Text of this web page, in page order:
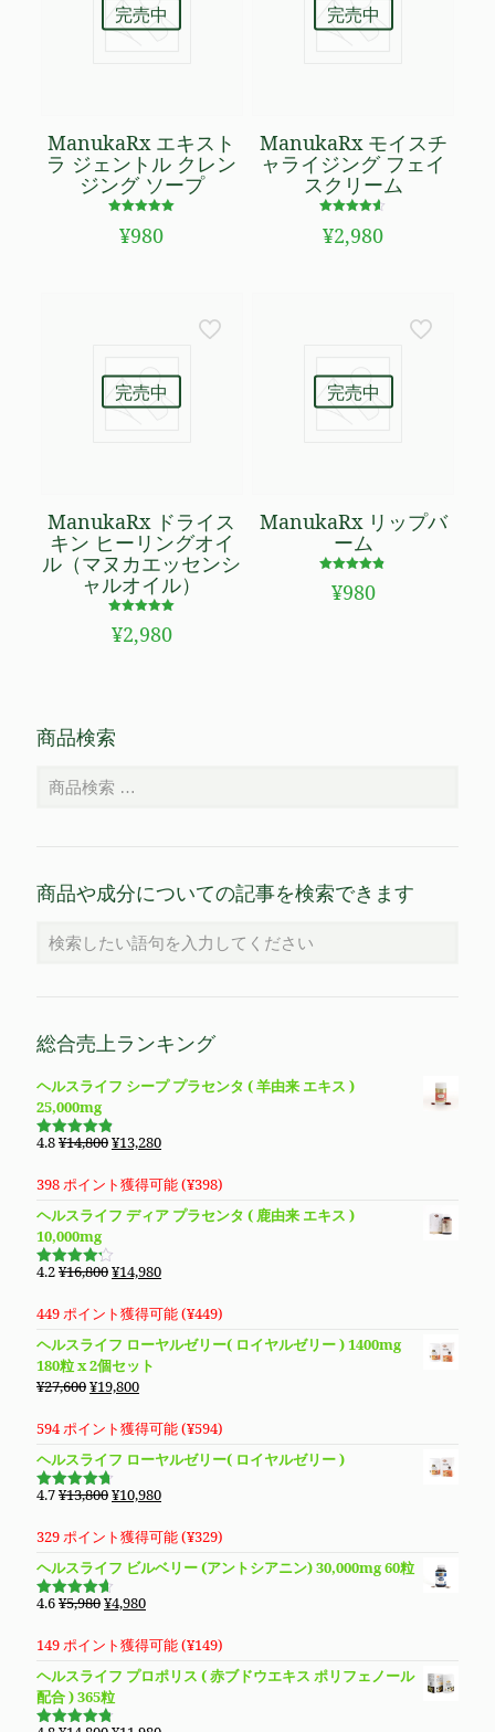
完売中
ManukaRx エキスト
ラ ジェントル クレン
ジング ソープ
5.00
¥980
完売中
ManukaRx モイスチ
ャライジング フェイ
スクリーム
4.50
の評価
¥2,980
完売中
ManukaRx ドライス
キン ヒーリングオイ
ル（マヌカエッセンシ
ャルオイル）
5.00
の評価
¥2,980
完売中
ManukaRx リップバ
ーム
4.80
¥980
商品検索
商品や成分についての記事を検索できます
総合売上ランキング
ヘルスライフ シープ プラセンタ ( 羊由来 エキス )
25,000mg
5段階で
4.8¥14,800元
価
は
で
た。
¥13,280現
の
格
¥13,280
す。
398 ポイント獲得可能 (¥398)
ヘルスライフ ディア プラセンタ ( 鹿由来 エキス )
10,000mg
5段階で
4.2¥16,800元
価
は
¥16,800
で
た。
¥14,980現
の
格
で
す。
449 ポイント獲得可能 (¥449)
ヘルスライフ ローヤルゼリー( ロイヤルゼリー ) 1400mg
180粒 x 2個セット
¥27,600元
価
は
¥27,600
し
¥19,800現
の
は
で
594 ポイント獲得可能 (¥594)
ヘルスライフ ローヤルゼリー( ロイヤルゼリー )
5段階で
4.7¥13,800元
価
は
¥13,800
し
¥10,980現
の
格
で
329 ポイント獲得可能 (¥329)
ヘルスライフ ビルベリー (アントシアニン) 30,000mg 60粒
5段階で
4.6¥5,980元
価
は
¥5,980
で
¥4,980現
の
格
¥4,980
149 ポイント獲得可能 (¥149)
ヘルスライフ プロポリス ( 赤ブドウエキス ポリフェノール
配合 ) 365粒